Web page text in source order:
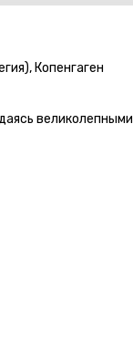
Копенгаген
великолепными